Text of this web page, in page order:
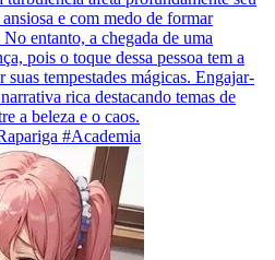
e com medo de formar
entanto, a chegada de uma
pois o toque dessa pessoa tem a
tempestades mágicas. Engajar-
rica destacando temas de
a beleza e o caos.
#Academia